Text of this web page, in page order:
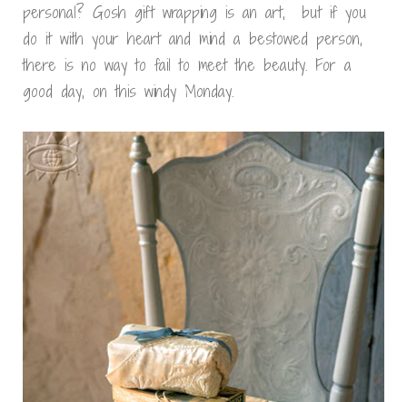
personal? Gosh gift wrapping is an art, but if you
do it with your heart and mind a bestowed person,
there is no way to fail to meet the beauty. For a
good day, on this windy Monday.